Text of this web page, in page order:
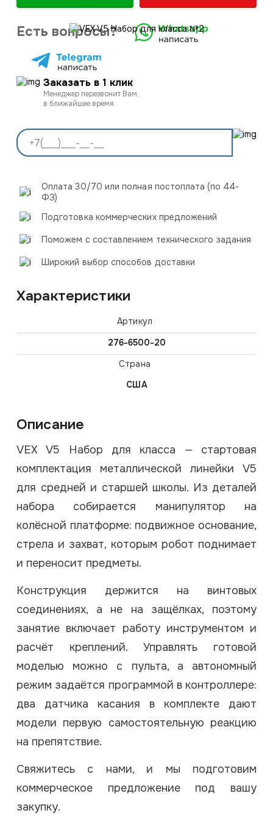
Есть вопросы?
Заказать в 1 клик
Менеджер перезвонит Вам,
в ближайшее время
Оплата 30/70 или полная постоплата (по 44-
ФЗ)
Подготовка коммерческих предложений
Поможем с составлением технического задания
Широкий выбор способов доставки
Характеристики
Артикул
276-6500-20
Страна
США
Описание
VEX V5 Набор для класса — стартовая
комплектация металлической линейки V5
для средней и старшей школы. Из деталей
набора собирается манипулятор на
колёсной платформе: подвижное основание,
стрела и захват, которым робот поднимает
и переносит предметы.
Конструкция держится на винтовых
соединениях, а не на защёлках, поэтому
занятие включает работу инструментом и
расчёт креплений. Управлять готовой
моделью можно с пульта, а автономный
режим задаётся программой в контроллере:
два датчика касания в комплекте дают
модели первую самостоятельную реакцию
на препятствие.
Свяжитесь с нами, и мы подготовим
коммерческое предложение под вашу
закупку.